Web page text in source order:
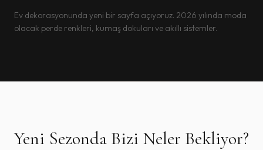
Ev dekorasyonunda yeni bir sayfa açıyoruz. 2026 yılında moda
olacak perde renkleri, kumaş dokuları ve akıllı sistemler.
Yeni Sezonda Bizi Neler Bekliyor?